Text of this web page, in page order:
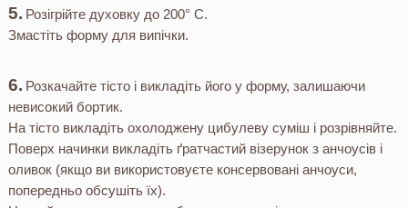
Розігрійте духовку до 200° C.
Змастіть форму для випічки.
Розкачайте тісто і викладіть його у форму, залишаючи
невисокий бортик.
На тісто викладіть охолоджену цибулеву суміш і розрівняйте.
Поверх начинки викладіть ґратчастий візерунок з анчоусів і
оливок (якщо ви використовуєте консервовані анчоуси,
попередньо обсушіть їх).